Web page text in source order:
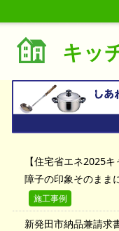
ホーム
キッ
【住宅省エネ2025
障子の印象そのまま
施工事例
新発田市納品兼請求